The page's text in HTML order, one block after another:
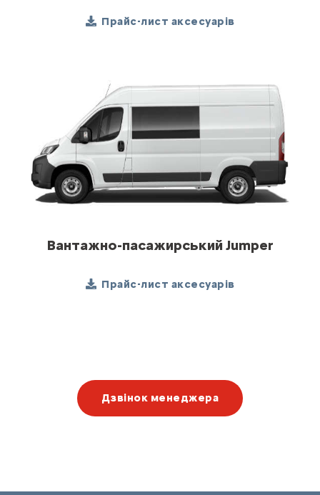
Прайс-лист аксесуарів
Вантажно-пасажирський Jumper
Прайс-лист аксесуарів
Дзвінок менеджера